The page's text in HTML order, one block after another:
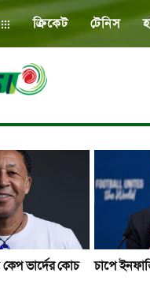
ক্রিকেট টেনিস
ভার্দের কোচ চাপে